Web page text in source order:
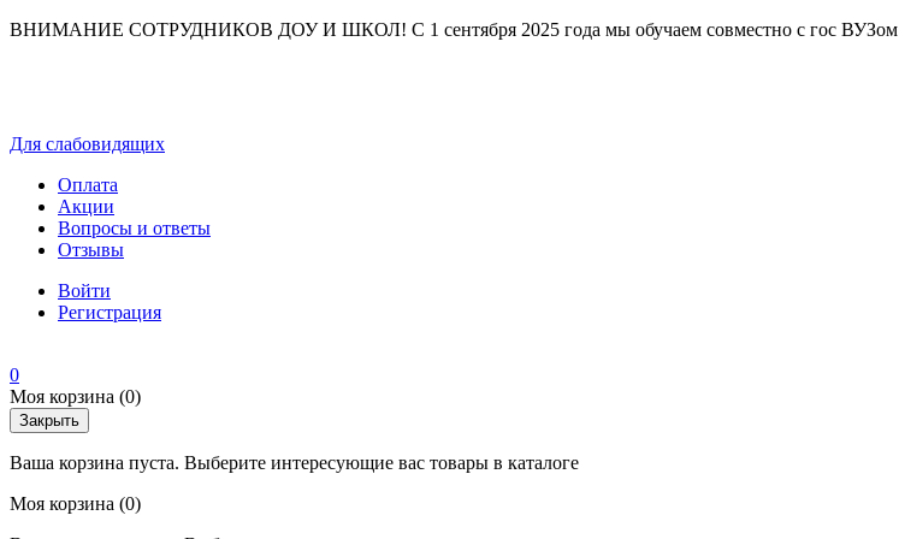
ВНИМАНИЕ СОТРУДНИКОВ ДОУ И ШКОЛ! С 1 сентября 2025 года мы обучаем совместно с гос ВУЗом
Для слабовидящих
Оплата
Акции
Вопросы и ответы
Отзывы
Войти
Регистрация
0
Моя корзина (0)
Закрыть
Ваша корзина пуста. Выберите интересующие вас товары в каталоге
Моя корзина (0)